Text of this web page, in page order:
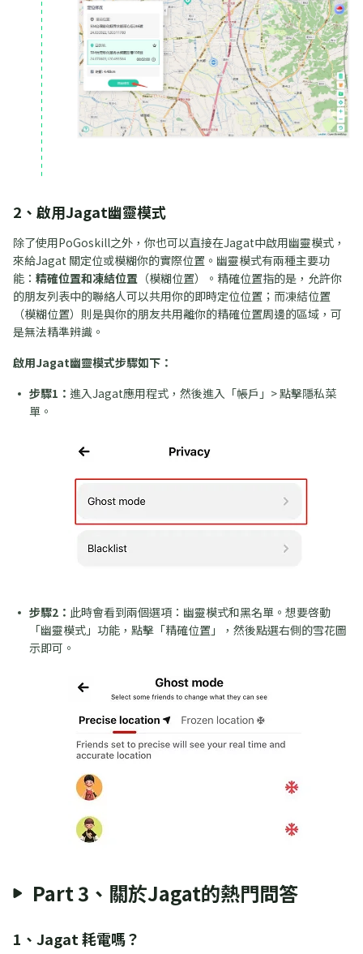
2、啟用Jagat幽靈模式
除了使用PoGoskill之外，你也可以直接在Jagat中啟用幽靈模式，
來給Jagat 關定位或模糊你的實際位置。幽靈模式有兩種主要功
能： 精確位置和凍結位置 （模糊位置）。精確位置指的是，允許你
的朋友列表中的聯絡人可以共用你的即時定位位置；而凍結位置
（模糊位置）則是與你的朋友共用離你的精確位置周邊的區域，可
是無法精準辨識。
啟用Jagat幽靈模式步驟如下：
步驟1： 進入Jagat應用程式，然後進入「帳戶」> 點擊隱私菜
單。
步驟2： 此時會看到兩個選項：幽靈模式和黑名單。想要啓動
「幽靈模式」功能，點擊「精確位置」，然後點選右側的雪花圖
示即可。
Part 3、關於Jagat的熱門問答
1、Jagat 耗電嗎？